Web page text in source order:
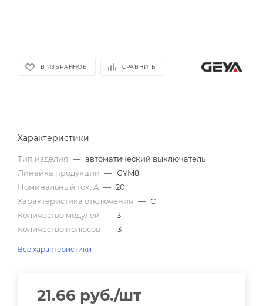
В ИЗБРАННОЕ СРАВНИТЬ
Характеристики
Тип изделия — автоматический выключатель
Линейка продукции — GYM8
Номинальный ток, A — 20
Характеристика отключения — C
Количество модулей — 3
Количество полюсов — 3
Все характеристики
21.66 руб./шт